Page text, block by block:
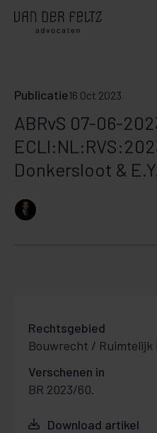
Publicatie16 Oct 2023
ABRvS 07-06-
Donkersloot &
Rechtsgebied
Bouwrecht /
Verschenen in
BR 2023/60.
Download artikel